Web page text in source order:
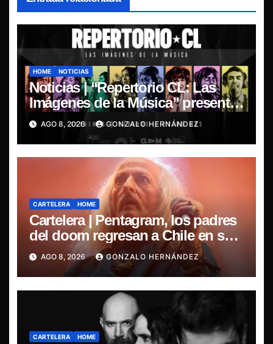
HOME NOTICIAS
Noticias | “Repertorio CL: Las
Imágenes de la Música” presenta
la esencia del nuevo sonido
nacional
AGO 8, 2026 GONZALO HERNÁNDEZ
CARTELERA HOME
Cartelera | Pentagram, los padres
del doom regresan a Chile en su
última misa
AGO 8, 2026 GONZALO HERNÁNDEZ
CARTELERA HOME